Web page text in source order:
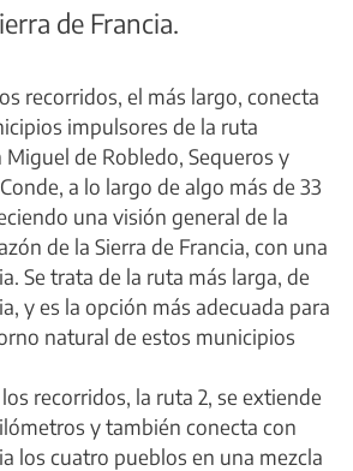
de Francia.
recorridos, el más largo, conecta
impulsores de la ruta
Miguel de Robledo, Sequeros y
a lo largo de algo más de 33
una visión general de la
de la Sierra de Francia, con una
Se trata de la ruta más larga, de
y es la opción más adecuada para
natural de estos municipios
recorridos, la ruta 2, se extiende
y también conecta con
los cuatro pueblos en una mezcla